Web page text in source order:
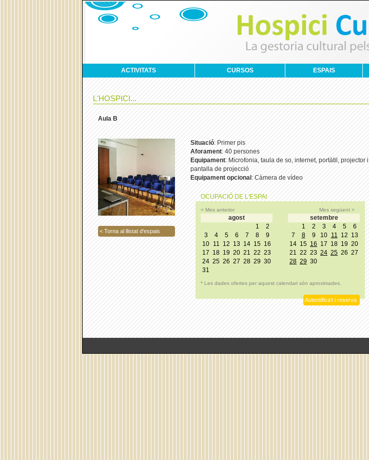
ACTIVITATS CURSOS ESPAIS
L'HOSPICI...
Aula B
< Torna al llistat d'espais
Situació: Primer pis
Aforament: 40 persones
Equipament: Microfonia, taula de so, internet, portàtil, projector i
pantalla de projecció
Equipament opcional: Càmera de vídeo
OCUPACIÓ DE L'ESPAI
< Mes anterior Mes següent >
agost
1
2
3
4 5 6 7 8
9
10 11 12 13 14 15 16
17 18 19 20 21 22 23
24 25 26 27 28 29 30
31
setembre
1
2 3 4 5
6
7
8 9 10 11 12 13
14 15 16 17 18 19 20
21 22 23 24 25 26 27
28 29 30
* Les dades ofertes per aquest calendari són aproximades.
Autentifica't i reserva